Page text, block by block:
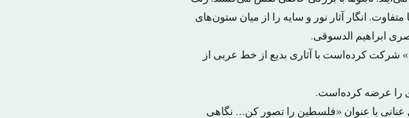
انگار آثار نور و سایه را از میان ستون‌های
ابراهیم الدسوقی.
شرکت کرده‌است با آثاری بدیع از خط عربی از
را عرضه کرده‌است.
عنانی با عنوان «فلسطین را تصور کن… نگاهی